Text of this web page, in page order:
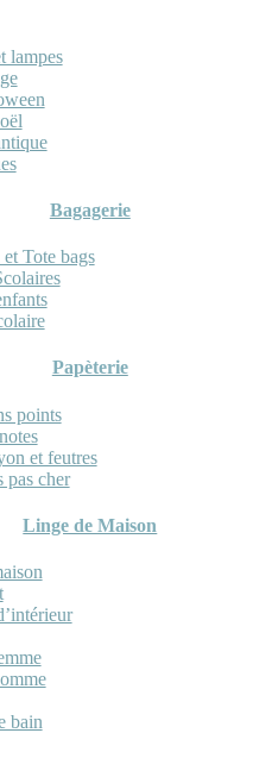
lampes
Bagagerie
Tote bags
Papèterie
points
et feutres
pas cher
Linge de Maison
bain